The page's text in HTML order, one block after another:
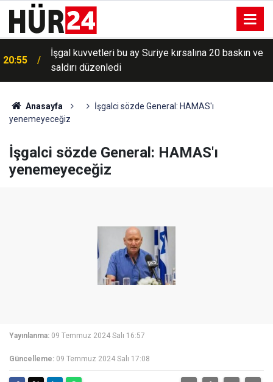
20:55
İşgal kuvvetleri bu ay Suriye kırsalına 20 baskın ve
saldırı düzenledi
Anasayfa
İşgalci sözde General: HAMAS'ı
yenemeyeceğiz
İşgalci sözde General: HAMAS'ı
yenemeyeceğiz
Yayınlanma: 09 Temmuz 2024 Salı 16:57
Güncelleme: 09 Temmuz 2024 Salı 17:08